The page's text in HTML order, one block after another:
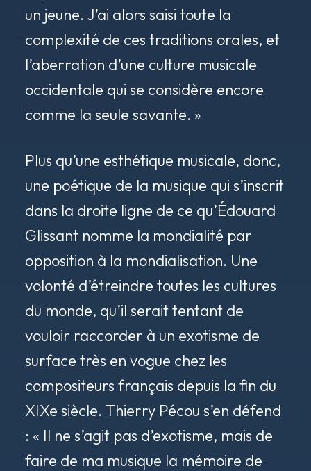
un jeune. J’ai alors saisi toute la
complexité de ces traditions orales, et
l’aberration d’une culture musicale
occidentale qui se considère encore
comme la seule savante. »
Plus qu’une esthétique musicale, donc,
une poétique de la musique qui s’inscrit
dans la droite ligne de ce qu’Édouard
Glissant nomme la mondialité par
opposition à la mondialisation. Une
volonté d’étreindre toutes les cultures
du monde, qu’il serait tentant de
vouloir raccorder à un exotisme de
surface très en vogue chez les
compositeurs français depuis la fin du
XIXe siècle. Thierry Pécou s’en défend
: « Il ne s’agit pas d’exotisme, mais de
faire de ma musique la mémoire de